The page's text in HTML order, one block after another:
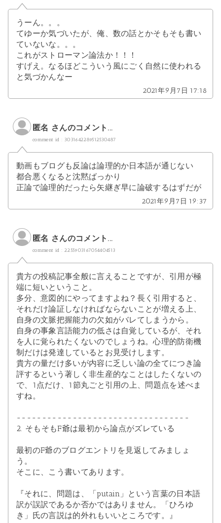
うーん。。。
てゆーか気づいたが、俺、数の話とかそもそも書い
ていないな。。。
これがストローマン論法か！！！
すげえ。なるほどこういう風にごく自然に使われる
と気づかんなー
2021年9月7日 17:18
匿名 さんのコメント...
comment id : 3031642289512530487
動画もブログも反論は論理的か日本語が通じない
都合悪くなると沈黙ばっかり
正論で論理的だったら矢継ぎ早に論破するはずだが
2021年9月7日 19:37
匿名 さんのコメント...
comment id : 2255903167054404513
貴方の投稿記事全般に言えることですが、引用が極
端に短いということ。
多分、意図的にやってますよね？長く引用すると、
それだけ論証しなければならないことが増える上、
自身の文脈把握能力の欠如がバレてしまうから。
自身の事象言語能力の低さは自覚しているが、それ
を人に覚られたくないのでしょうね。心理的防衛機
制だけは発達しているとお見受けします。
貴方の量だけ多いが内容に乏しい論の全てにつき論
評するという著しく非生産的なことはしたくないの
で、1点だけ、1節丸ごと引用の上、問題点を述べま
すね。
----------------------------------
2. そもそもF爺は最初から論点がズレている
最初のF爺のブログエントリを見返してみましょ
う。
そこに、こう書いてあります。
『それに、問題は、「putain」という言葉の日本語
訳が誤訳であるか否かではありません。「ひろゆ
き」氏の言説は的外れもいいところです。』